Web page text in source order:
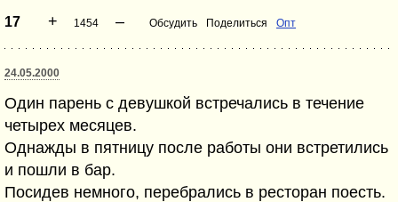
17 + 1454 – Обсудить Поделиться Опт
24.05.2000
Один парень с девушкой встречались в течение
четырех месяцев.
Однажды в пятницу после работы они встретились
и пошли в бар.
Посидев немного, перебрались в ресторан поесть.